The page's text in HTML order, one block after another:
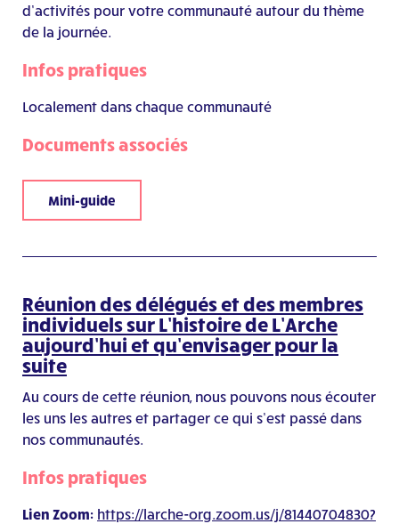
d’activités pour votre communauté autour du thème
de la journée.
Infos pratiques
Localement dans chaque communauté
Documents associés
Mini-guide
Réunion des délégués et des membres
individuels sur L’histoire de L’Arche
aujourd’hui et qu’envisager pour la
suite
Au cours de cette réunion, nous pouvons nous écouter
les uns les autres et partager ce qui s’est passé dans
nos communautés.
Infos pratiques
Lien Zoom: https://larche-org.zoom.us/j/81440704830?